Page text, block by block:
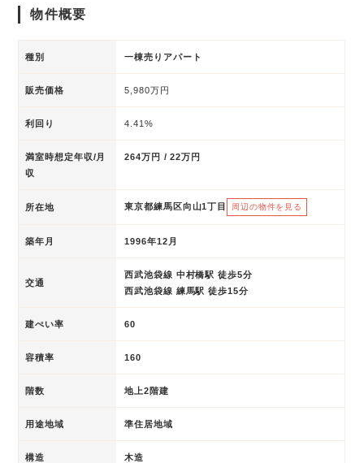
物件概要
種別 一棟売りアパート
販売価格 5,980万円
利回り 4.41%
満室時想定年収/月
収
264万円 / 22万円
所在地 東京都練馬区向山1丁目 周辺の物件を見る
築年月 1996年12月
交通
西武池袋線 中村橋駅 徒歩5分
西武池袋線 練馬駅 徒歩15分
建ぺい率 60
容積率 160
階数 地上2階建
用途地域 準住居地域
構造 木造